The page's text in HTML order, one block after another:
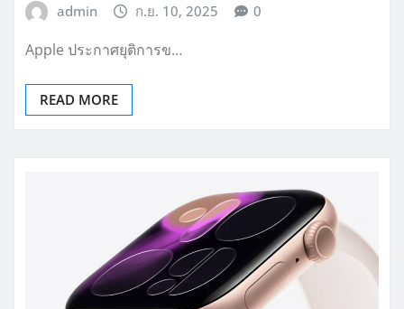
admin ก.ย. 10, 2025 0
Apple ประกาศยุติการข…
READ MORE